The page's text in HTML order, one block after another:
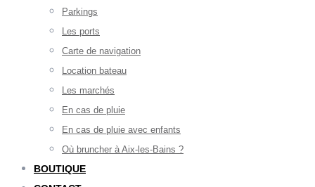
Parkings
Les ports
Carte de navigation
Location bateau
Les marchés
En cas de pluie
En cas de pluie avec enfants
Où bruncher à Aix-les-Bains ?
BOUTIQUE